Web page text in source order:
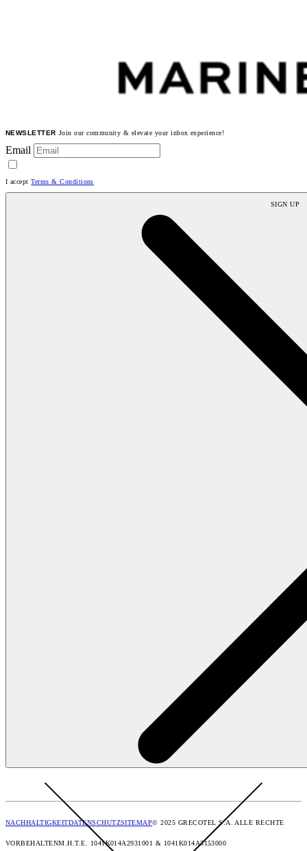
NEWSLETTER Join our community & elevate your inbox experience!
Email
I acceptTerms & Conditions
SIGN UP
NACHHALTIGKEITDATENSCHUTZSITEMAP© 2025 GRECOTEL S.A. ALLE RECHTE
VORBEHALTENM.H.T.E. 1041Κ014Α2931001 & 1041K014A3153000